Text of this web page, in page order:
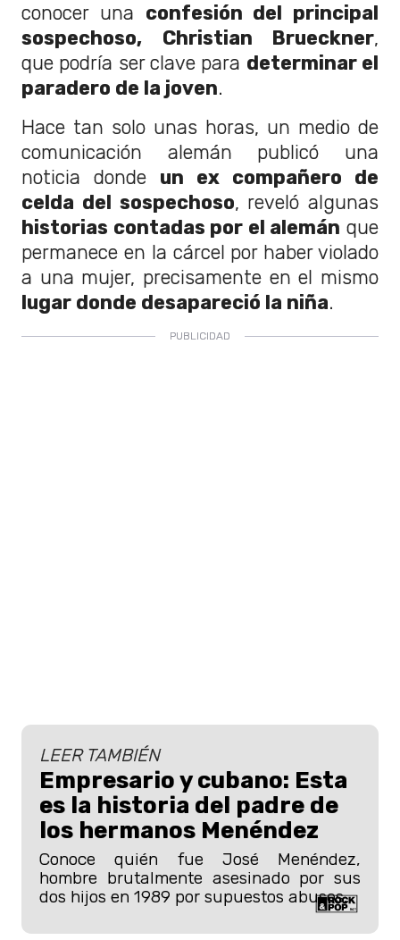
conocer una confesión del principal
sospechoso,
Christian Brueckner,
que podría ser clave para determinar el
paradero de la joven.
Hace tan solo unas horas, un medio de
comunicación alemán publicó una
noticia donde un ex compañero de
celda del sospechoso, reveló algunas
historias contadas por el alemán que
permanece en la cárcel por haber violado
a una mujer, precisamente en el mismo
lugar donde desapareció la niña.
LEER TAMBIÉN
Empresario y cubano: Esta
es la historia del padre de
los hermanos Menéndez
Conoce quién fue José Menéndez,
hombre brutalmente asesinado por sus
dos hijos en 1989 por supuestos abusos.